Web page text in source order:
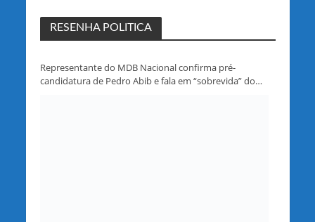
RESENHA POLITICA
Representante do MDB Nacional confirma pré-
candidatura de Pedro Abib e fala em “sobrevida” do